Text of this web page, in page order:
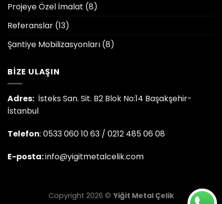
Projeye Özel İmalat (8)
Referanslar (13)
Şantiye Mobilizasyonları (8)
BIZE ULAŞIN
Adres: İsteks San. Sit. B2 Blok No:14 Başakşehir-
İstanbul
Telefon: 0533 060 10 63 / 0212 485 06 08
E-posta:info@yigitmetalcelik.com
Copyright 2026 © Yiğit Metal Çelik